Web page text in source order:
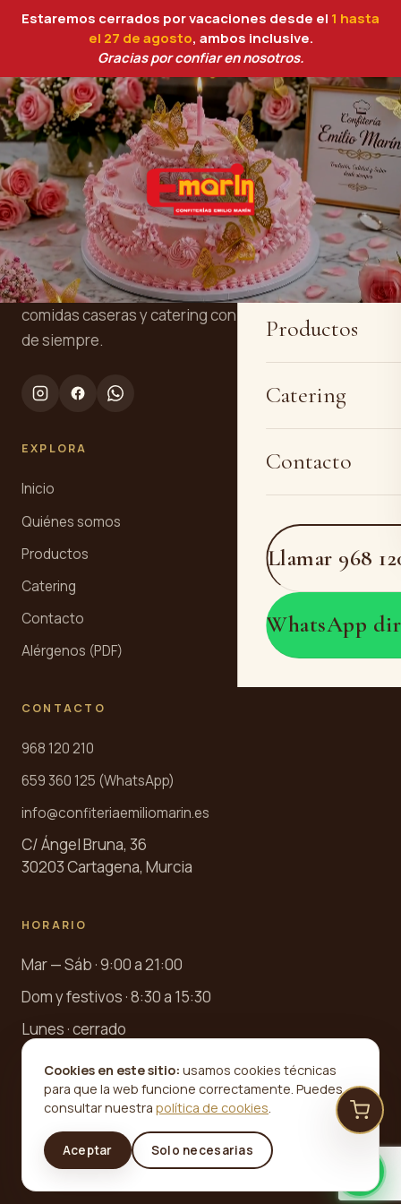
Estaremos cerrados por vacaciones desde el 1 hasta
el 27 de agosto, ambos inclusive.
Gracias por confiar en nosotros.
Inicio
Quiénes somos
Productos
Catering
Contacto
Llamar 968
WhatsApp
Confitería y panadería artesanal en
Cartagena. Tres generaciones
elaborando tartas personalizadas, pan,
comidas caseras y catering con la receta
de siempre.
EXPLORA
Inicio
Quiénes somos
Productos
Catering
Contacto
Alérgenos (PDF)
CONTACTO
968 120 210
659 360 125 (WhatsApp)
info@confiteriaemiliomarin.es
C/ Ángel Bruna, 36
30203 Cartagena, Murcia
HORARIO
Mar — Sáb · 9:00 a 21:00
Dom y festivos · 8:30 a 15:30
Lunes · cerrado
2026
Confitería Emilio Marín · Desde 1945. Todos los
derechos reservados.
Aviso legal
Cookies en este sitio: usamos cookies técnicas
para que la web funcione correctamente. Puedes
consultar nuestra política de cookies.
Aceptar Solo necesarias